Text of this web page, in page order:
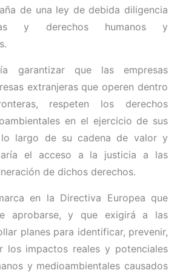
de una ley de debida diligencia
y derechos humanos y
garantizar que las empresas
extranjeras que operen dentro
respeten los derechos
en el ejercicio de sus
largo de su cadena de valor y
el acceso a la justicia a las
de dichos derechos.
en la Directiva Europea que
aprobarse, y que exigirá a las
planes para identificar, prevenir,
los impactos reales y potenciales
y medioambientales causados